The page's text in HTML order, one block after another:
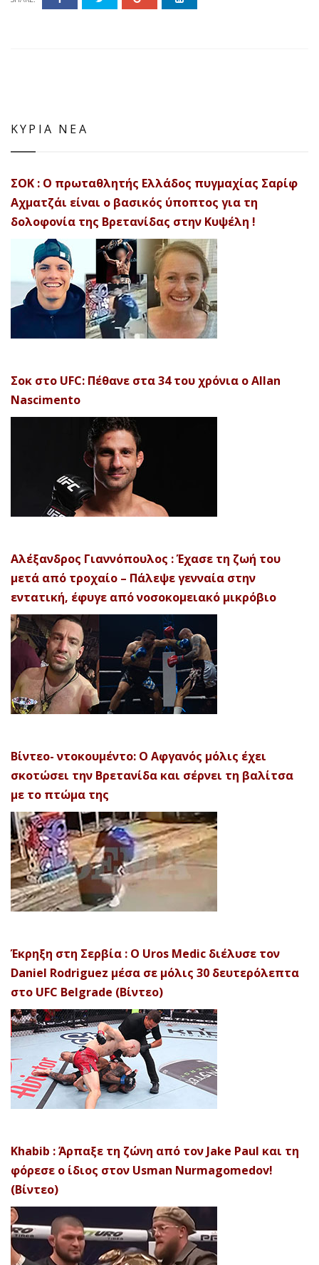
ΚΥΡΙΑ ΝΕΑ
ΣΟΚ : Ο πρωταθλητής Ελλάδος πυγμαχίας Σαρίφ
Αχματζάι είναι ο βασικός ύποπτος για τη
δολοφονία της Βρετανίδας στην Κυψέλη !
Σοκ στο UFC: Πέθανε στα 34 του χρόνια ο Allan
Nascimento
Αλέξανδρος Γιαννόπουλος : Έχασε τη ζωή του
μετά από τροχαίο – Πάλεψε γενναία στην
εντατική, έφυγε από νοσοκομειακό μικρόβιο
Βίντεο- ντοκουμέντο: Ο Αφγανός μόλις έχει
σκοτώσει την Βρετανίδα και σέρνει τη βαλίτσα
με το πτώμα της
Έκρηξη στη Σερβία : Ο Uros Medic διέλυσε τον
Daniel Rodriguez μέσα σε μόλις 30 δευτερόλεπτα
στο UFC Belgrade (Βίντεο)
Khabib : Άρπαξε τη ζώνη από τον Jake Paul και τη
φόρεσε ο ίδιος στον Usman Nurmagomedov!
(Βίντεο)